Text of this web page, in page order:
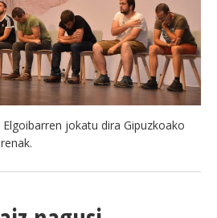
jokatu dira Gipuzkoako